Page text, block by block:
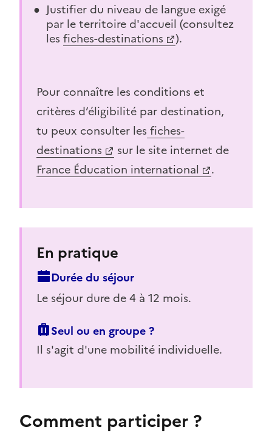
Justifier du niveau de langue exigé
par le territoire d'accueil (consultez
les fiches-destinations ).
Pour connaître les conditions et
critères d’éligibilité par destination,
tu peux consulter les fiches-
destinations
sur le site internet de
France Éducation international
.
En pratique
Durée du séjour
Le séjour dure de 4 à 12 mois.
Seul ou en groupe ?
Il s'agit d'une mobilité individuelle.
Comment participer ?